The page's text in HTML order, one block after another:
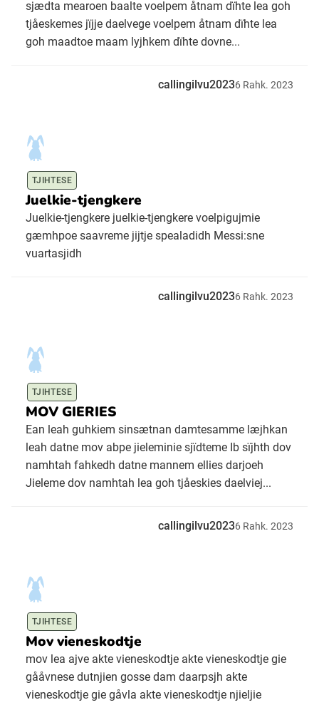
sjædta mearoen baalte voelpem åtnam dïhte lea goh
tjåeskemes jïjje daelvege voelpem åtnam dïhte lea
goh maadtoe maam lyjhkem dïhte dovne...
callingilvu20236 Rahk. 2023
TJIHTESE
Juelkie-tjengkere
Juelkie-tjengkere juelkie-tjengkere voelpigujmie
gæmhpoe saavreme jijtje spealadidh Messi:sne
vuartasjidh
callingilvu20236 Rahk. 2023
TJIHTESE
MOV GIERIES
Ean leah guhkiem sinsætnan damtesamme læjhkan
leah datne mov abpe jieleminie sjïdteme Ib sïjhth dov
namhtah fahkedh datne mannem ellies darjoeh
Jieleme dov namhtah lea goh tjåeskies daelviej...
callingilvu20236 Rahk. 2023
TJIHTESE
Mov vieneskodtje
mov lea ajve akte vieneskodtje akte vieneskodtje gie
gååvnese dutnjien gosse dam daarpsjh akte
vieneskodtje gie gåvla akte vieneskodtje njieljie